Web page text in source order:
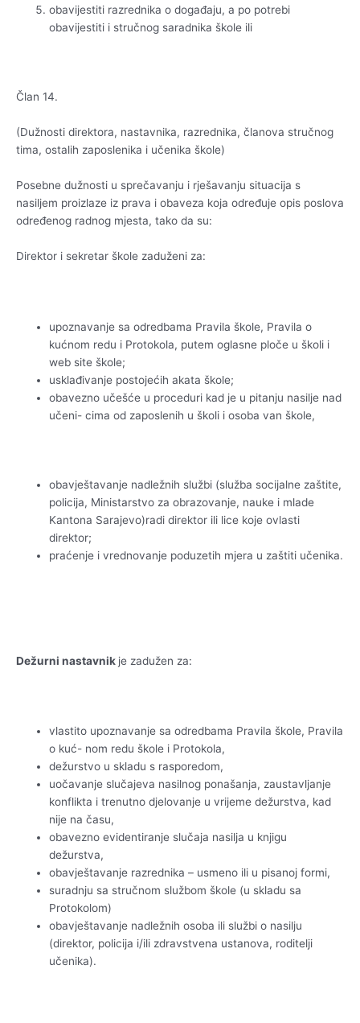
obavijestiti razrednika o događaju, a po potrebi
obavijestiti i stručnog saradnika škole ili
Član 14.
(Dužnosti direktora, nastavnika, razrednika, članova stručnog
tima, ostalih zaposlenika i učenika škole)
Posebne dužnosti u sprečavanju i rješavanju situacija s
nasiljem proizlaze iz prava i obaveza koja određuje opis poslova
određenog radnog mjesta, tako da su:
Direktor i sekretar škole zaduženi za:
upoznavanje sa odredbama Pravila škole, Pravila o
kućnom redu i Protokola, putem oglasne ploče u školi i
web site škole;
usklađivanje postojećih akata škole;
obavezno učešće u proceduri kad je u pitanju nasilje nad
učeni- cima od zaposlenih u školi i osoba van škole,
obavještavanje nadležnih službi (služba socijalne zaštite,
policija, Ministarstvo za obrazovanje, nauke i mlade
Kantona Sarajevo)radi direktor ili lice koje ovlasti
direktor;
praćenje i vrednovanje poduzetih mjera u zaštiti učenika.
Dežurni nastavnik je zadužen za:
vlastito upoznavanje sa odredbama Pravila škole, Pravila
o kuć- nom redu škole i Protokola,
dežurstvo u skladu s rasporedom,
uočavanje slučajeva nasilnog ponašanja, zaustavljanje
konflikta i trenutno djelovanje u vrijeme dežurstva, kad
nije na času,
obavezno evidentiranje slučaja nasilja u knjigu
dežurstva,
obavještavanje razrednika – usmeno ili u pisanoj formi,
suradnju sa stručnom službom škole (u skladu sa
Protokolom)
obavještavanje nadležnih osoba ili službi o nasilju
(direktor, policija i/ili zdravstvena ustanova, roditelji
učenika).